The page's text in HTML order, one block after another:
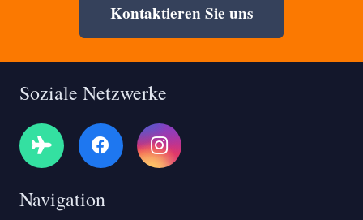
Kontaktieren Sie uns
Soziale Netzwerke
Navigation